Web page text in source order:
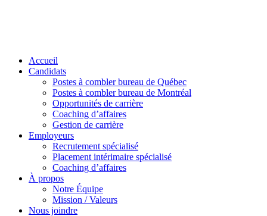
Accueil
Candidats
Postes à combler bureau de Québec
Postes à combler bureau de Montréal
Opportunités de carrière
Coaching d’affaires
Gestion de carrière
Employeurs
Recrutement spécialisé
Placement intérimaire spécialisé
Coaching d’affaires
À propos
Notre Équipe
Mission / Valeurs
Nous joindre